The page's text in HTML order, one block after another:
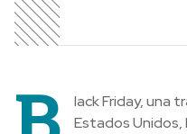
lack Friday, una
Estados Unidos,